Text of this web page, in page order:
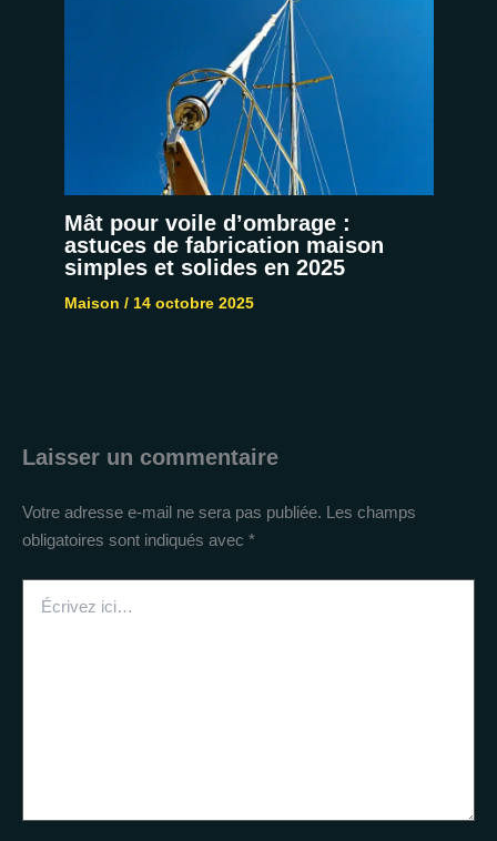
Mât pour voile d’ombrage :
astuces de fabrication maison
simples et solides en 2025
Maison / 14 octobre 2025
Laisser un commentaire
Votre adresse e-mail ne sera pas publiée. Les champs
obligatoires sont indiqués avec *
ici…